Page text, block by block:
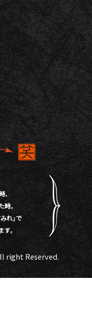
、
時。
れ」で
す。
right Reserved.